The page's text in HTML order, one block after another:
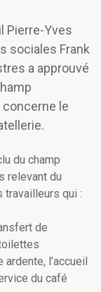
Pierre-Yves
sociales Frank
a approuvé
concerne le
du champ
relevant du
travailleurs qui :
de
l’accueil
du café